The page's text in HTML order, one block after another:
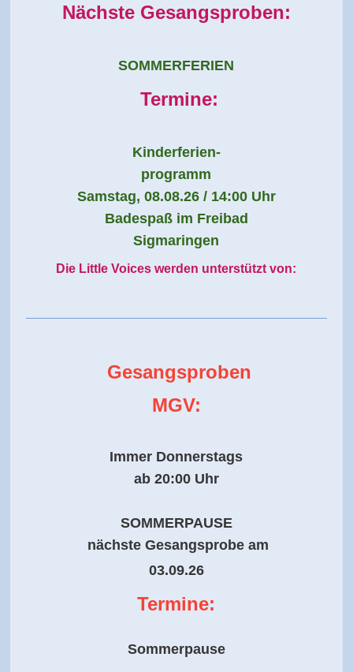
Nächste Gesangsproben:
SOMMERFERIEN
Termine:
Kinderferien-
programm
Samstag, 08.08.26 / 14:00 Uhr
Badespaß im Freibad
Sigmaringen
Die Little Voices werden unterstützt von:
Gesangsproben
MGV:
Immer Donnerstags
ab 20:00 Uhr
SOMMERPAUSE
nächste Gesangsprobe am
03.09.26
Termine:
Sommerpause